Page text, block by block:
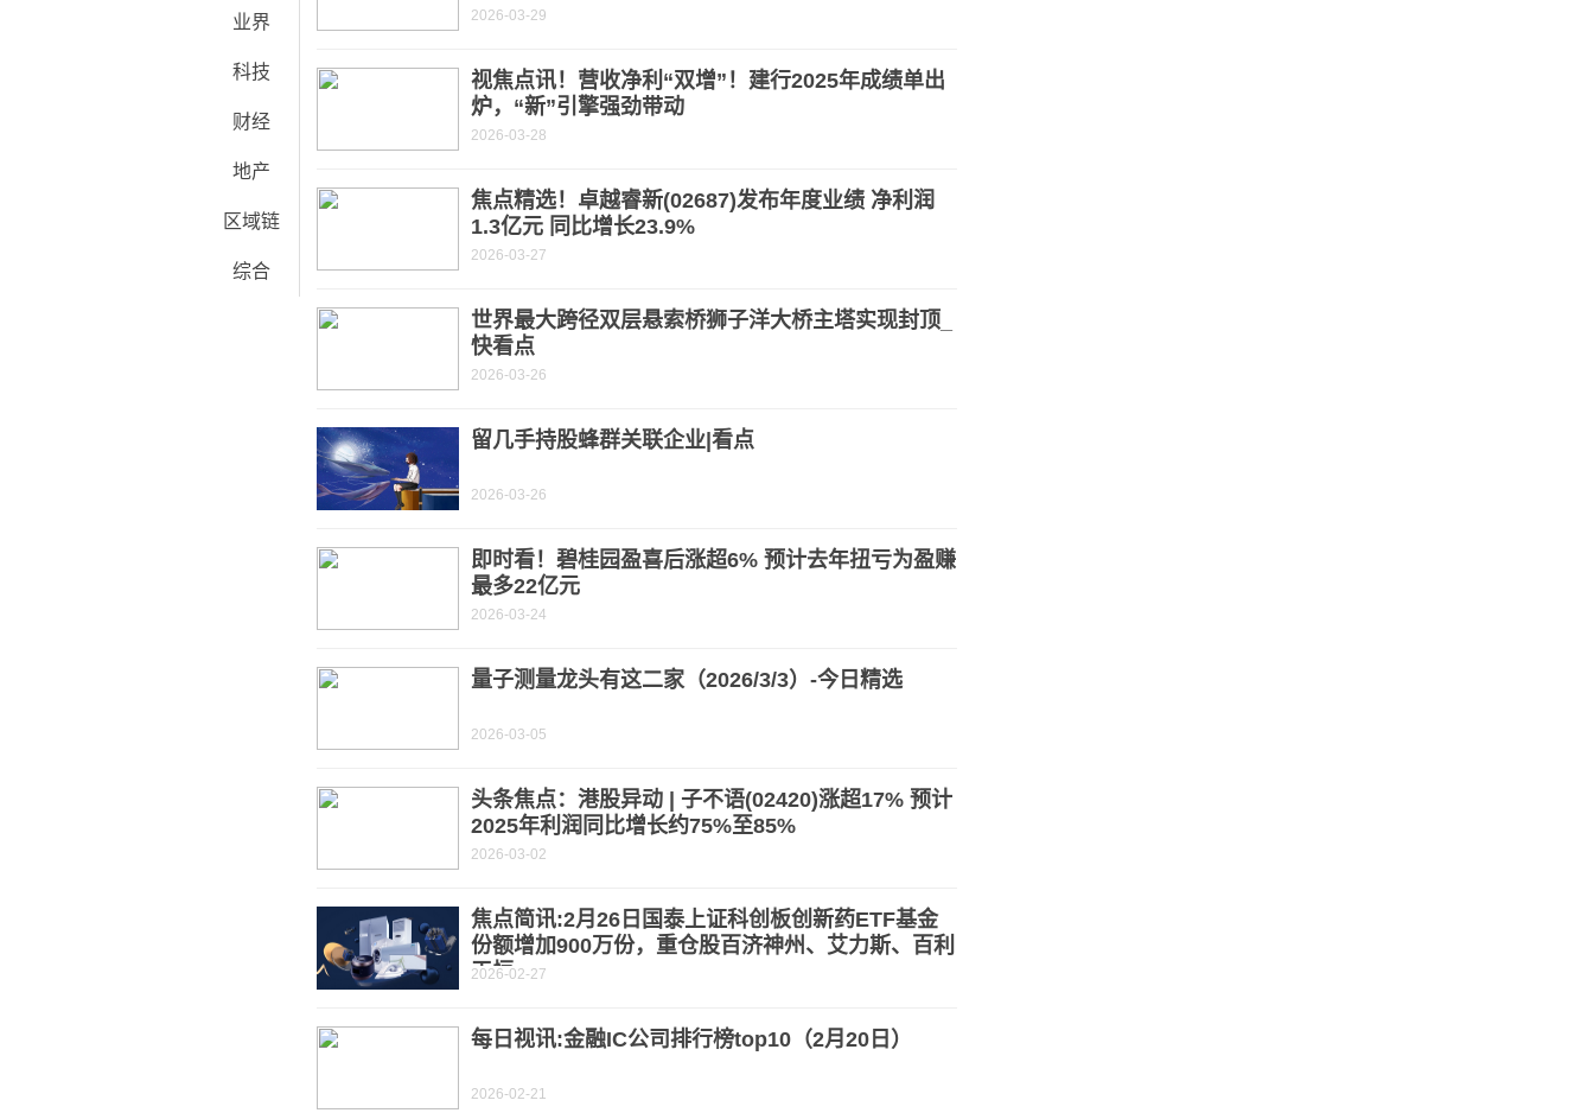
业界
科技
财经
地产
区域链
综合
2026-03-29
视焦点讯！营收净利“双增”！建行2025年成绩单出
炉，“新”引擎强劲带动
2026-03-28
焦点精选！卓越睿新(02687)发布年度业绩 净利润
1.3亿元 同比增长23.9%
2026-03-27
世界最大跨径双层悬索桥狮子洋大桥主塔实现封顶_
快看点
2026-03-26
留几手持股蜂群关联企业|看点
2026-03-26
即时看！碧桂园盈喜后涨超6% 预计去年扭亏为盈赚
最多22亿元
2026-03-24
量子测量龙头有这二家（2026/3/3）-今日精选
2026-03-05
头条焦点：港股异动 | 子不语(02420)涨超17% 预计
2025年利润同比增长约75%至85%
2026-03-02
焦点简讯:2月26日国泰上证科创板创新药ETF基金
份额增加900万份，重仓股百济神州、艾力斯、百利
天恒
2026-02-27
每日视讯:金融IC公司排行榜top10（2月20日）
2026-02-21